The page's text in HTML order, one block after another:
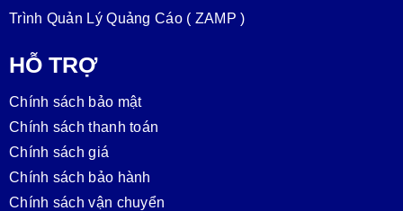
Trình Quản Lý Quảng Cáo ( ZAMP )
HỖ TRỢ
Chính sách bảo mật
Chính sách thanh toán
Chính sách giá
Chính sách bảo hành
Chính sách vận chuyển